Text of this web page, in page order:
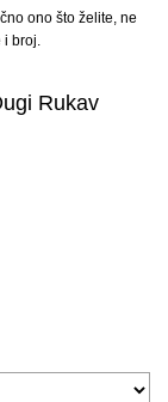
ono što želite, ne
i broj.
Rukav